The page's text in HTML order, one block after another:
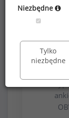
Niezbędne
Tylko
niezbędne